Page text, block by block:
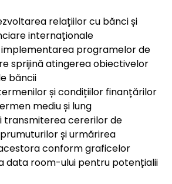
relațiilor cu bănci și
internaționale
programelor de
sprijină atingerea obiectivelor
băncii
și condițiilor finanțărilor
mediu și lung
transmiterea cererilor de
și urmărirea
conform graficelor
data room-ului pentru potențialii